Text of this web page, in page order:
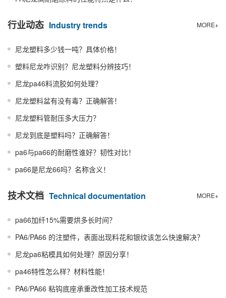
MORE+
行业动态 Industry trends
尼龙塑料多少钱一吨？具体价格！
塑料尼龙咋识别？尼龙塑料分辨技巧！
尼龙pa46料流胶如何处理？
尼龙塑料盆有没有毒？正确解答！
尼龙塑料管耐压多大压力？
尼龙到底是塑料吗？正确解答！
pa6与pa66的耐磨性谁好？韧性对比！
pa66是尼龙66吗？名称含义！
MORE+
技术文档 Technical documentation
pa66加纤15%需要烘多长时间？
PA6/PA66 的注塑件，表面出现料花和银纹该怎么快速解决？
尼龙pa6粘模具如何处理？原因分享！
pa46特性怎么样？材料性能！
PA6/PA66 粘钩底座承重改性加工技术规范